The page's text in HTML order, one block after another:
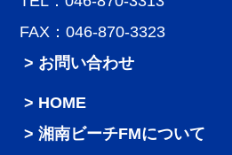
FAX：046-870-3323
> お問い合わせ
HOME
湘南ビーチFMについて